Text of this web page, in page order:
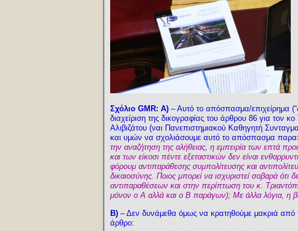
Σχόλιο GMR: Α) –Αυτό το απόσπασμα/επιχείρημα (“
διαχείριση της δικογραφίας του άρθρου 86 για τον
Αλιβιζάτου (ναι Πανεπιστημιακού Καθηγητή
και υμών να σχολιάσουμε αυτό το απόσπασμα
την αναζήτηση της αλήθειας, η εμπειρία των επτά
και των είκοσι πέντε εξεταστικών δεν είναι
φόρουμ αντιπαράθεσης συμπολίτευσης και
δικαιοσύνης. Ποιος μπορεί να ισχυριστεί σοβαρά
αντιπαραθέσεων και στην περίπτωση του κ.
μόνον ο Α αλλά και ο Β παράγων); Με άλλα λόγια, η
Β) – Δεν δυνάμεθα όμως να κρατηθούμε μακριά από
άρθρο: